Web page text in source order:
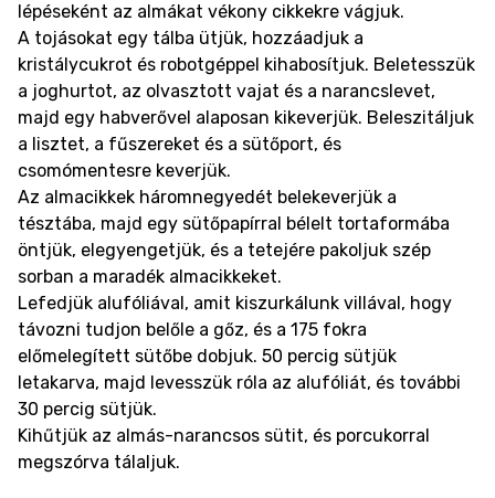
lépéseként az almákat vékony cikkekre vágjuk.
A tojásokat egy tálba ütjük, hozzáadjuk a
kristálycukrot és robotgéppel kihabosítjuk. Beletesszük
a joghurtot, az olvasztott vajat és a narancslevet,
majd egy habverővel alaposan kikeverjük. Beleszitáljuk
a lisztet, a fűszereket és a sütőport, és
csomómentesre keverjük.
Az almacikkek háromnegyedét belekeverjük a
tésztába, majd egy sütőpapírral bélelt tortaformába
öntjük, elegyengetjük, és a tetejére pakoljuk szép
sorban a maradék almacikkeket.
Lefedjük alufóliával, amit kiszurkálunk villával, hogy
távozni tudjon belőle a gőz, és a 175 fokra
előmelegített sütőbe dobjuk. 50 percig sütjük
letakarva, majd levesszük róla az alufóliát, és további
30 percig sütjük.
Kihűtjük az almás-narancsos sütit, és porcukorral
megszórva tálaljuk.